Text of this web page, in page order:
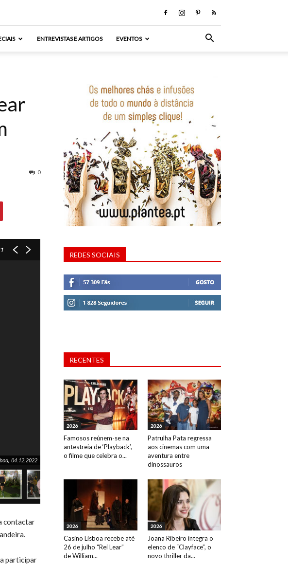
ENTREVISTAS E ARTIGOS EVENTOS
0
04.12.2022 Bárbara Bandeira. Evento: 2ª edição da Gala Sara
contactar
participar
REDES SOCIAIS
RECENTES
2026
Famosos reúnem-se na
antestreia de ‘Playback’,
o filme que celebra o...
2026
Patrulha Pata regressa
aos cinemas com uma
aventura entre
dinossauros
2026
Casino Lisboa recebe até
26 de julho “Rei Lear”
de William...
2026
Joana Ribeiro integra o
elenco de “Clayface”, o
novo thriller da...